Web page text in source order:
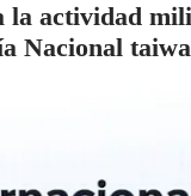
la actividad
Nacional